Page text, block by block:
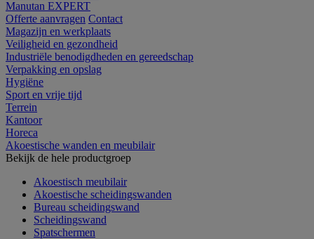
Manutan EXPERT
Offerte aanvragen Contact
Magazijn en werkplaats
Veiligheid en gezondheid
Industriële benodigdheden en gereedschap
Verpakking en opslag
Hygiëne
Sport en vrije tijd
Terrein
Kantoor
Horeca
Akoestische wanden en meubilair
Bekijk de hele productgroep
Akoestisch meubilair
Akoestische scheidingswanden
Bureau scheidingswand
Scheidingswand
Spatschermen